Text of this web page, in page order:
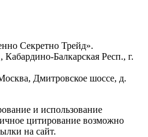
Секретно Трейд».
Балкарская Респ., г.
Дмитровское шоссе, д.
и использование
цитирование возможно
на сайт.